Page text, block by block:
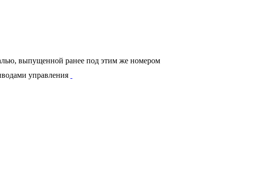
выпущенной ранее под этим же номером
управления